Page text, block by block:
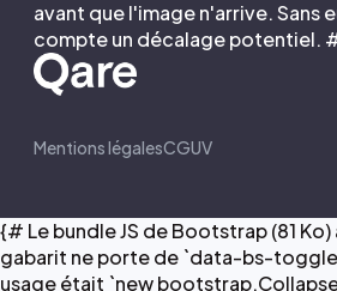
avant que l'image n'arrive. Sans
compte un décalage potentiel.
Mentions légalesCGUV
{# Le bundle JS de Bootstrap (81
gabarit ne porte de `data-bs-
usage était `new